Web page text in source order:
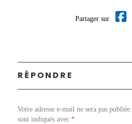
Partager sur
RÉPONDRE
Votre adresse e-mail ne sera pas publiée.
sont indiqués avec *